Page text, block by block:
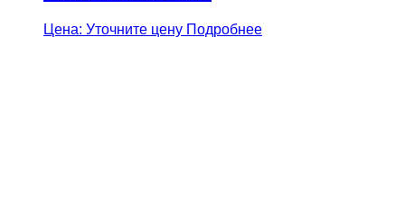
Цена: Уточните цену Подробнее